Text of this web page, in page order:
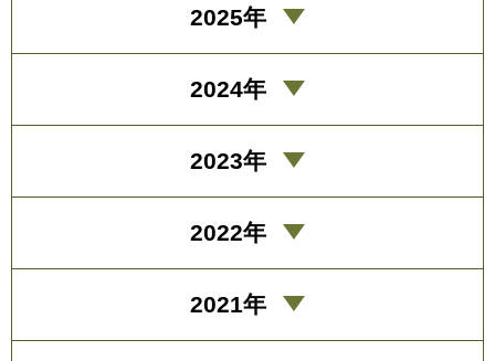
2025年
2024年
2023年
2022年
2021年